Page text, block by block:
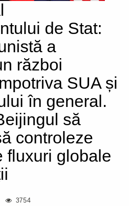
de Stat:
a
război
SUA și
în general.
să
controleze
fluxuri globale
3754